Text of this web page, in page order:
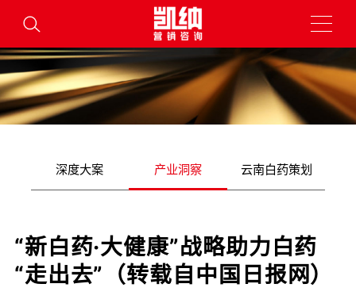
深度大案 产业洞察 云南白药策划
“新白药·大健康”战略助力白药
“走出去”（转载自中国日报网）